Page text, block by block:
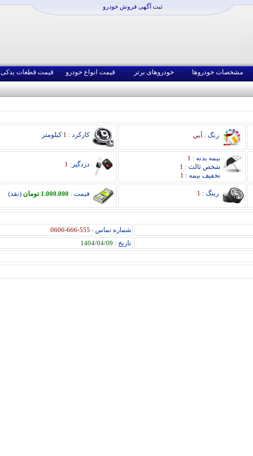
مشخصات خودروها خودروهای برتر قیمت انواع خودرو قیمت قطعات یدکی
رنگ : آبي کارکرد : 1 کیلومتر
بیمه بدنه : 1
شخص ثالث : 1
تخفیف بیمه : 1
دزدگیر: 1
رینگ : 1 قیمت : 1.000.000 تومان (نقد)
شماره تماس : 555-666-0606
تاریخ : 1404/04/09
ثبت آگهی فروش خودرو